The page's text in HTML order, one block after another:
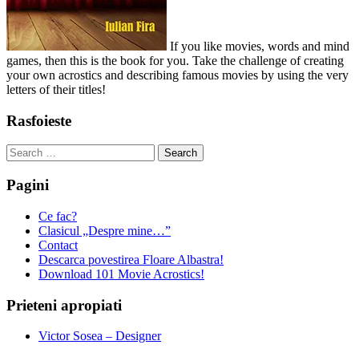
If you like movies, words and mind
games, then this is the book for you. Take the challenge of creating
your own acrostics and describing famous movies by using the very
letters of their titles!
Rasfoieste
Search
for:
Pagini
Ce fac?
Clasicul „Despre mine…”
Contact
Descarca povestirea Floare Albastra!
Download 101 Movie Acrostics!
Prieteni apropiati
Victor Sosea – Designer